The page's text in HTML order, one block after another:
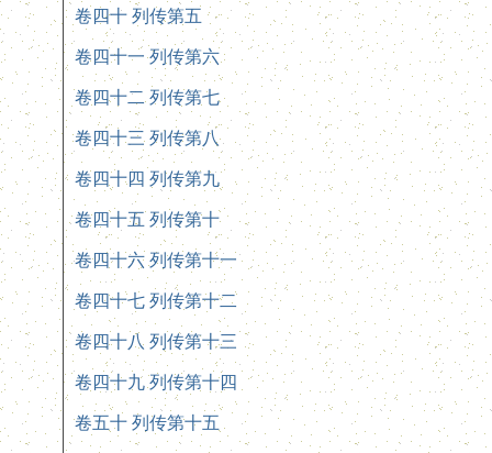
卷四十 列传第五
卷四十一 列传第六
卷四十二 列传第七
卷四十三 列传第八
卷四十四 列传第九
卷四十五 列传第十
卷四十六 列传第十一
卷四十七 列传第十二
卷四十八 列传第十三
卷四十九 列传第十四
卷五十 列传第十五